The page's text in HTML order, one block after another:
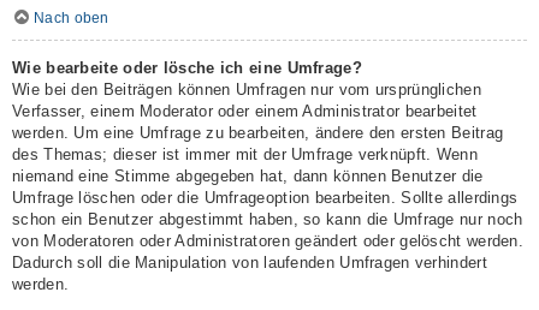
Nach oben
Wie bearbeite oder lösche ich eine Umfrage?
Wie bei den Beiträgen können Umfragen nur vom ursprünglichen
Verfasser, einem Moderator oder einem Administrator bearbeitet
werden. Um eine Umfrage zu bearbeiten, ändere den ersten Beitrag
des Themas; dieser ist immer mit der Umfrage verknüpft. Wenn
niemand eine Stimme abgegeben hat, dann können Benutzer die
Umfrage löschen oder die Umfrageoption bearbeiten. Sollte allerdings
schon ein Benutzer abgestimmt haben, so kann die Umfrage nur noch
von Moderatoren oder Administratoren geändert oder gelöscht werden.
Dadurch soll die Manipulation von laufenden Umfragen verhindert
werden.